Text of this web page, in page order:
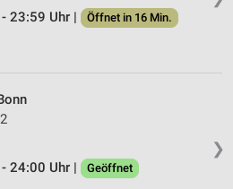
23:59 Uhr |
Öffnet in 16 Min.
❯
24:00 Uhr |
Geöffnet